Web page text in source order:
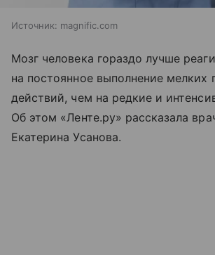
Источник: magnific.com
Мозг человека гораздо лучше
на постоянное выполнение мелких
действий, чем на редкие и
Об этом «Ленте.ру» рассказала
Екатерина Усанова.